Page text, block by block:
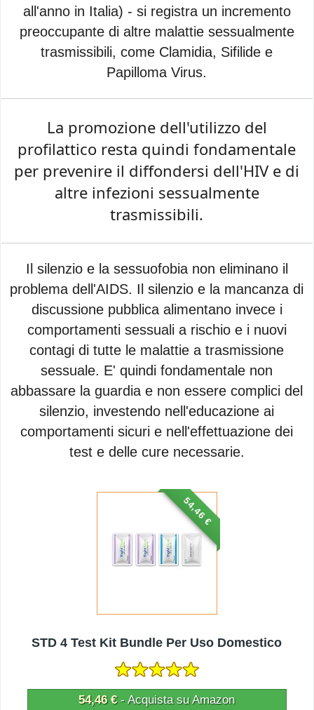
all'anno in Italia) - si registra un incremento
preoccupante di altre malattie sessualmente
trasmissibili, come Clamidia, Sifilide e
Papilloma Virus.
La promozione dell'utilizzo del
profilattico resta quindi fondamentale
per prevenire il diffondersi dell'HIV e di
altre infezioni sessualmente
trasmissibili.
Il silenzio e la sessuofobia non eliminano il
problema dell'AIDS. Il silenzio e la mancanza di
discussione pubblica alimentano invece i
comportamenti sessuali a rischio e i nuovi
contagi di tutte le malattie a trasmissione
sessuale. E' quindi fondamentale non
abbassare la guardia e non essere complici del
silenzio, investendo nell'educazione ai
comportamenti sicuri e nell'effettuazione dei
test e delle cure necessarie.
54,46 €
STD 4 Test Kit Bundle Per Uso Domestico
54,46 €- Acquista su Amazon